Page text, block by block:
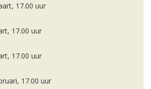
17.00 uur
17.00 uur
17.00 uur
17.00 uur